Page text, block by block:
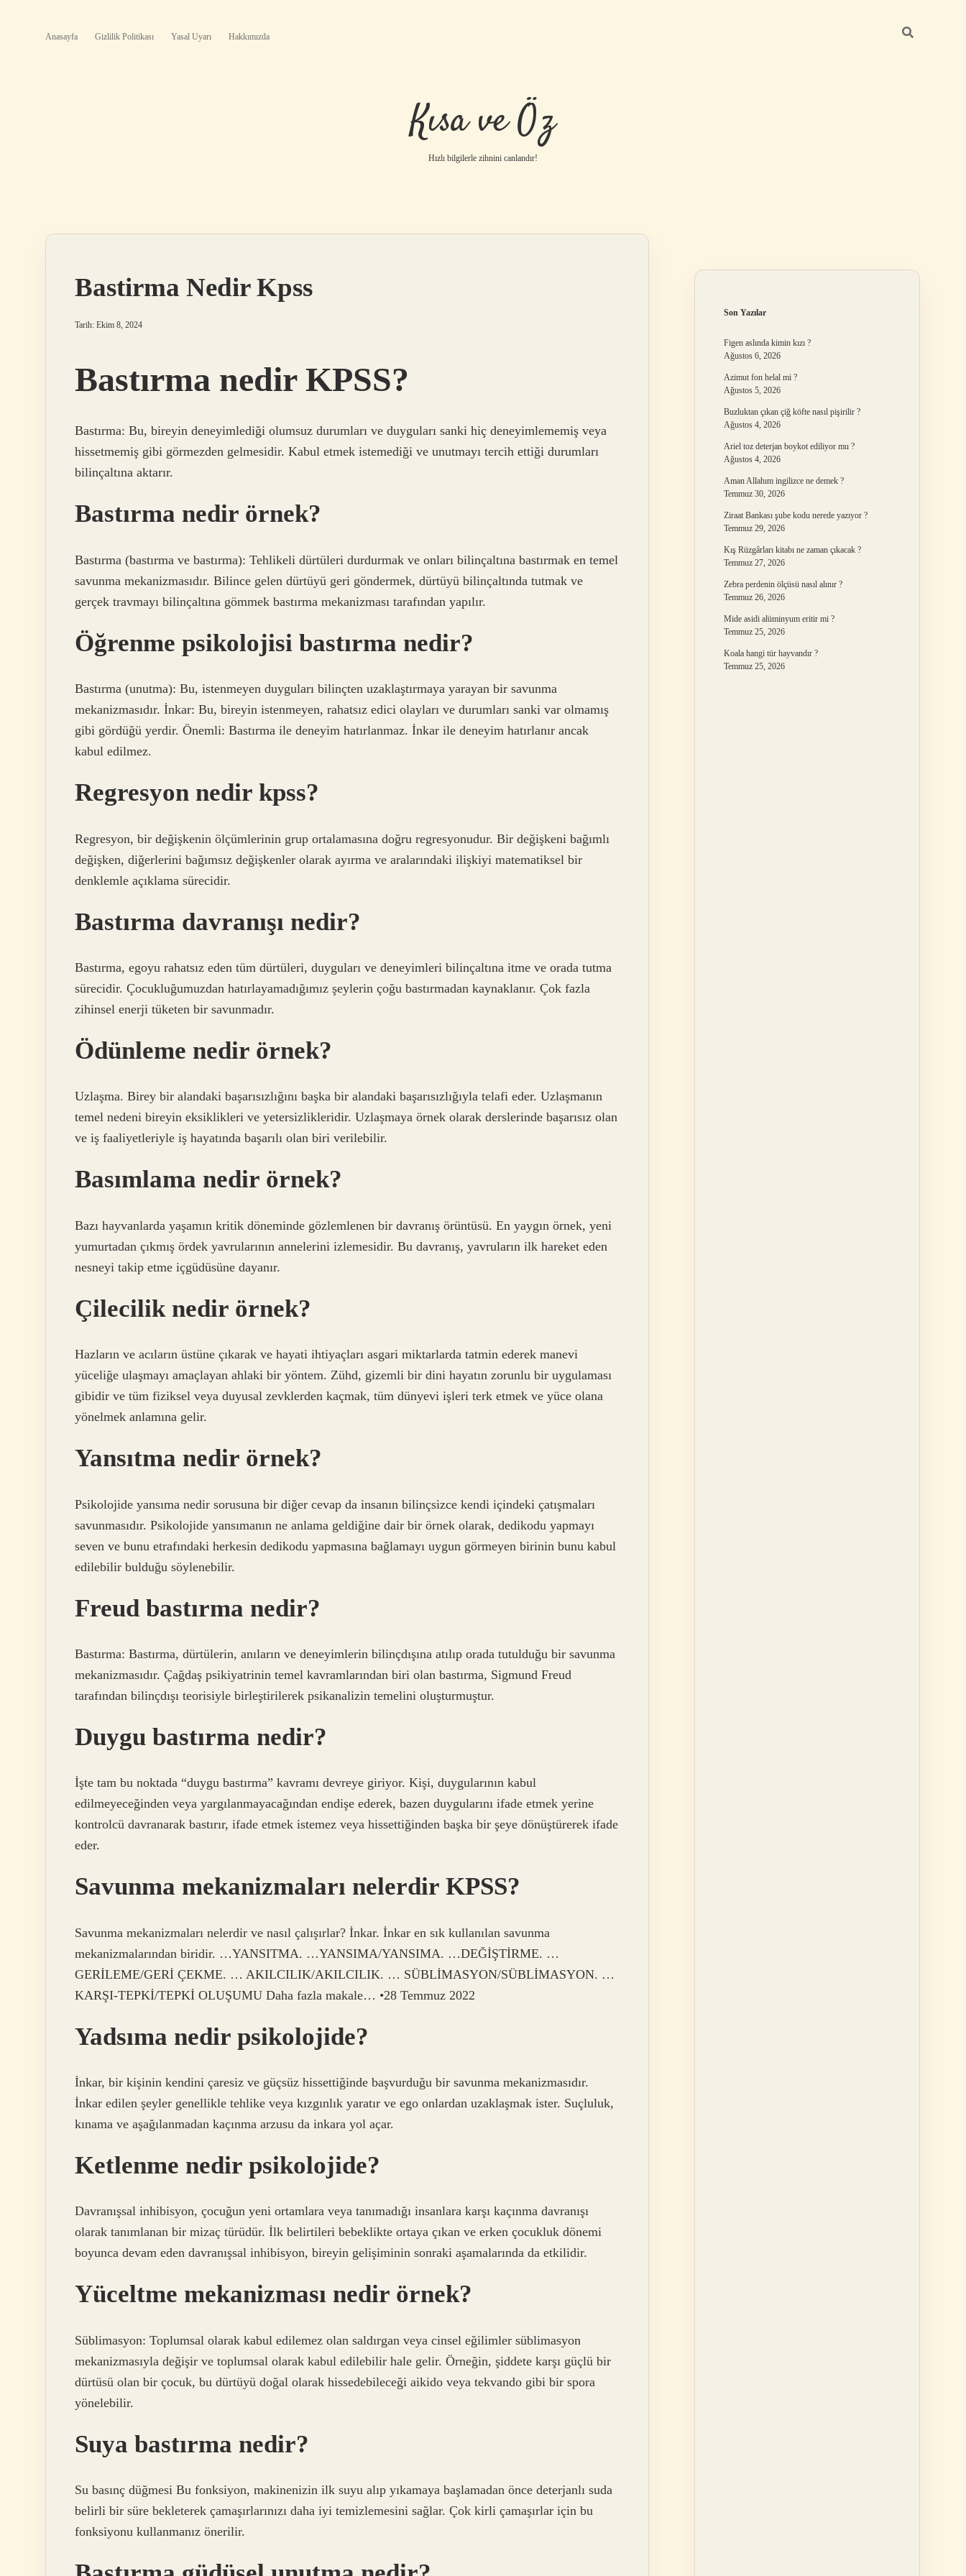
Anasayfa Gizlilik Politikası Yasal Uyarı Hakkımızda
Kısa ve Öz
Hızlı bilgilerle zihnini canlandır!
Bastirma Nedir Kpss
Tarih: Ekim 8, 2024
Bastırma nedir KPSS?
Bastırma: Bu, bireyin deneyimlediği olumsuz durumları ve duyguları sanki hiç deneyimlememiş veya
hissetmemiş gibi görmezden gelmesidir. Kabul etmek istemediği ve unutmayı tercih ettiği durumları
bilinçaltına aktarır.
Bastırma nedir örnek?
Bastırma (bastırma ve bastırma): Tehlikeli dürtüleri durdurmak ve onları bilinçaltına bastırmak en temel
savunma mekanizmasıdır. Bilince gelen dürtüyü geri göndermek, dürtüyü bilinçaltında tutmak ve
gerçek travmayı bilinçaltına gömmek bastırma mekanizması tarafından yapılır.
Öğrenme psikolojisi bastırma nedir?
Bastırma (unutma): Bu, istenmeyen duyguları bilinçten uzaklaştırmaya yarayan bir savunma
mekanizmasıdır. İnkar: Bu, bireyin istenmeyen, rahatsız edici olayları ve durumları sanki var olmamış
gibi gördüğü yerdir. Önemli: Bastırma ile deneyim hatırlanmaz. İnkar ile deneyim hatırlanır ancak
kabul edilmez.
Regresyon nedir kpss?
Regresyon, bir değişkenin ölçümlerinin grup ortalamasına doğru regresyonudur. Bir değişkeni bağımlı
değişken, diğerlerini bağımsız değişkenler olarak ayırma ve aralarındaki ilişkiyi matematiksel bir
denklemle açıklama sürecidir.
Bastırma davranışı nedir?
Bastırma, egoyu rahatsız eden tüm dürtüleri, duyguları ve deneyimleri bilinçaltına itme ve orada tutma
sürecidir. Çocukluğumuzdan hatırlayamadığımız şeylerin çoğu bastırmadan kaynaklanır. Çok fazla
zihinsel enerji tüketen bir savunmadır.
Ödünleme nedir örnek?
Uzlaşma. Birey bir alandaki başarısızlığını başka bir alandaki başarısızlığıyla telafi eder. Uzlaşmanın
temel nedeni bireyin eksiklikleri ve yetersizlikleridir. Uzlaşmaya örnek olarak derslerinde başarısız olan
ve iş faaliyetleriyle iş hayatında başarılı olan biri verilebilir.
Basımlama nedir örnek?
Bazı hayvanlarda yaşamın kritik döneminde gözlemlenen bir davranış örüntüsü. En yaygın örnek, yeni
yumurtadan çıkmış ördek yavrularının annelerini izlemesidir. Bu davranış, yavruların ilk hareket eden
nesneyi takip etme içgüdüsüne dayanır.
Çilecilik nedir örnek?
Hazların ve acıların üstüne çıkarak ve hayati ihtiyaçları asgari miktarlarda tatmin ederek manevi
yüceliğe ulaşmayı amaçlayan ahlaki bir yöntem. Zühd, gizemli bir dini hayatın zorunlu bir uygulaması
gibidir ve tüm fiziksel veya duyusal zevklerden kaçmak, tüm dünyevi işleri terk etmek ve yüce olana
yönelmek anlamına gelir.
Yansıtma nedir örnek?
Psikolojide yansıma nedir sorusuna bir diğer cevap da insanın bilinçsizce kendi içindeki çatışmaları
savunmasıdır. Psikolojide yansımanın ne anlama geldiğine dair bir örnek olarak, dedikodu yapmayı
seven ve bunu etrafındaki herkesin dedikodu yapmasına bağlamayı uygun görmeyen birinin bunu kabul
edilebilir bulduğu söylenebilir.
Freud bastırma nedir?
Bastırma: Bastırma, dürtülerin, anıların ve deneyimlerin bilinçdışına atılıp orada tutulduğu bir savunma
mekanizmasıdır. Çağdaş psikiyatrinin temel kavramlarından biri olan bastırma, Sigmund Freud
tarafından bilinçdışı teorisiyle birleştirilerek psikanalizin temelini oluşturmuştur.
Duygu bastırma nedir?
İşte tam bu noktada “duygu bastırma” kavramı devreye giriyor. Kişi, duygularının kabul
edilmeyeceğinden veya yargılanmayacağından endişe ederek, bazen duygularını ifade etmek yerine
kontrolcü davranarak bastırır, ifade etmek istemez veya hissettiğinden başka bir şeye dönüştürerek ifade
eder.
Savunma mekanizmaları nelerdir KPSS?
Savunma mekanizmaları nelerdir ve nasıl çalışırlar? İnkar. İnkar en sık kullanılan savunma
mekanizmalarından biridir. …YANSITMA. …YANSIMA/YANSIMA. …DEĞİŞTİRME. …
GERİLEME/GERİ ÇEKME. … AKILCILIK/AKILCILIK. … SÜBLİMASYON/SÜBLİMASYON. …
KARŞI-TEPKİ/TEPKİ OLUŞUMU Daha fazla makale… •28 Temmuz 2022
Yadsıma nedir psikolojide?
İnkar, bir kişinin kendini çaresiz ve güçsüz hissettiğinde başvurduğu bir savunma mekanizmasıdır.
İnkar edilen şeyler genellikle tehlike veya kızgınlık yaratır ve ego onlardan uzaklaşmak ister. Suçluluk,
kınama ve aşağılanmadan kaçınma arzusu da inkara yol açar.
Ketlenme nedir psikolojide?
Davranışsal inhibisyon, çocuğun yeni ortamlara veya tanımadığı insanlara karşı kaçınma davranışı
olarak tanımlanan bir mizaç türüdür. İlk belirtileri bebeklikte ortaya çıkan ve erken çocukluk dönemi
boyunca devam eden davranışsal inhibisyon, bireyin gelişiminin sonraki aşamalarında da etkilidir.
Yüceltme mekanizması nedir örnek?
Süblimasyon: Toplumsal olarak kabul edilemez olan saldırgan veya cinsel eğilimler süblimasyon
mekanizmasıyla değişir ve toplumsal olarak kabul edilebilir hale gelir. Örneğin, şiddete karşı güçlü bir
dürtüsü olan bir çocuk, bu dürtüyü doğal olarak hissedebileceği aikido veya tekvando gibi bir spora
yönelebilir.
Suya bastırma nedir?
Su basınç düğmesi Bu fonksiyon, makinenizin ilk suyu alıp yıkamaya başlamadan önce deterjanlı suda
belirli bir süre bekleterek çamaşırlarınızı daha iyi temizlemesini sağlar. Çok kirli çamaşırlar için bu
fonksiyonu kullanmanız önerilir.
Son Yazılar
Figen aslında kimin kızı ?
Ağustos 6, 2026
Azimut fon helal mi ?
Ağustos 5, 2026
Buzluktan çıkan çiğ köfte nasıl pişirilir ?
Ağustos 4, 2026
Ariel toz deterjan boykot ediliyor mu ?
Ağustos 4, 2026
Aman Allahım ingilizce ne demek ?
Temmuz 30, 2026
Ziraat Bankası şube kodu nerede yazıyor ?
Temmuz 29, 2026
Kış Rüzgârları kitabı ne zaman çıkacak ?
Temmuz 27, 2026
Zebra perdenin ölçüsü nasıl alınır ?
Temmuz 26, 2026
Mide asidi alüminyum eritir mi ?
Temmuz 25, 2026
Koala hangi tür hayvandır ?
Temmuz 25, 2026